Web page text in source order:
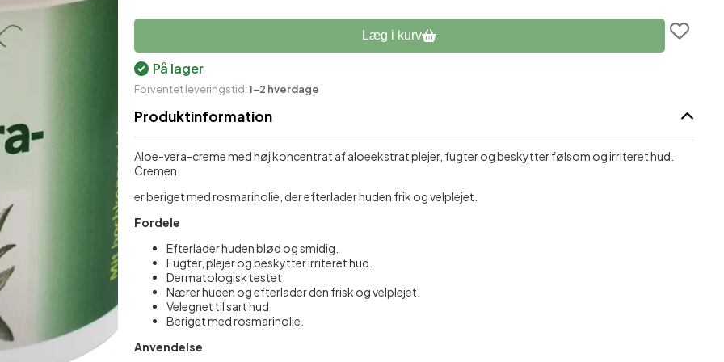
Sæber
Shampoo & balsam
Massage
Læg i kurv
På lager
Forventet leveringstid:1-2 hverdage
Produktinformation
Aloe-vera-creme med høj koncentrat af aloeekstrat plejer, fugter og beskytter følsom og irriteret hud.
Cremen
er beriget med rosmarinolie, der efterlader huden frik og velplejet.
Fordele
Efterlader huden blød og smidig.
Fugter, plejer og beskytter irriteret hud.
Dermatologisk testet.
Nærer huden og efterlader den frisk og velplejet.
Velegnet til sart hud.
Beriget med rosmarinolie.
Anvendelse